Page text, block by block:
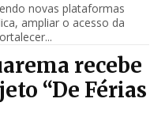
novas plataformas
ampliar o acesso da
recebe
“De Férias